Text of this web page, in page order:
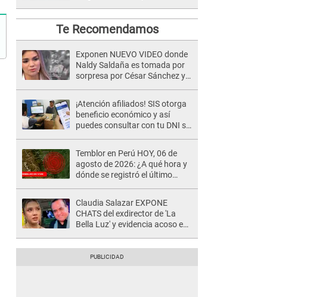
Te Recomendamos
Exponen NUEVO VIDEO donde
Naldy Saldaña es tomada por
sorpresa por César Sánchez y
¡Atención afiliados! SIS otorga
beneficio económico y así
puedes consultar con tu DNI si
Temblor en Perú HOY, 06 de
agosto de 2026: ¿A qué hora y
dónde se registró el último
Claudia Salazar EXPONE
CHATS del exdirector de 'La
Bella Luz' y evidencia acoso e